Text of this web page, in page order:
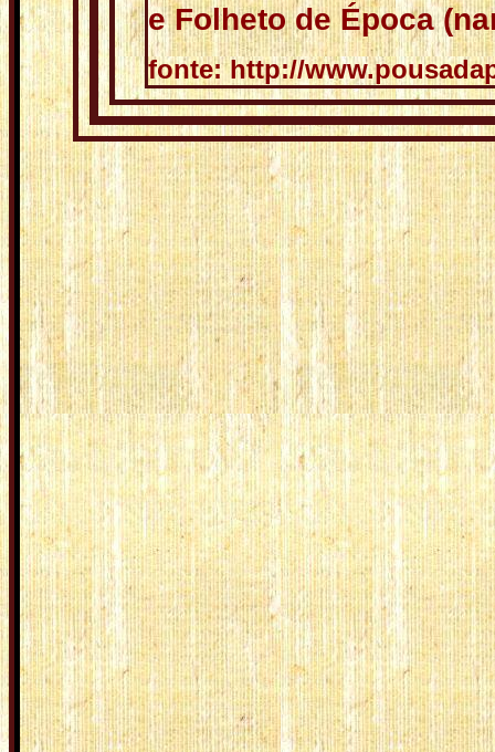
e Folheto de Época
fonte: http://